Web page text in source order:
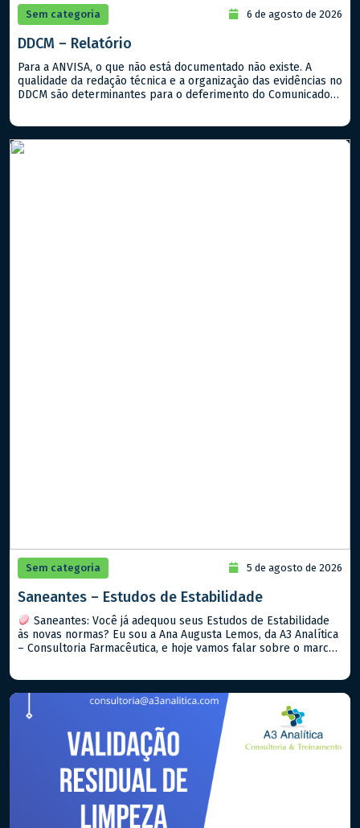
Sem categoria 6 de agosto de 2026
DDCM – Relatório
Para a ANVISA, o que não está documentado não existe. A
qualidade da redação técnica e a organização das evidências no
DDCM são determinantes para o deferimento do Comunicado
pesquisa com […]
Sem categoria 5 de agosto de 2026
Saneantes – Estudos de Estabilidade
Saneantes: Você já adequou seus Estudos de Estabilidade
às novas normas? Eu sou a Ana Augusta Lemos, da A3 Analítica
– Consultoria Farmacêutica, e hoje vamos falar sobre o marco